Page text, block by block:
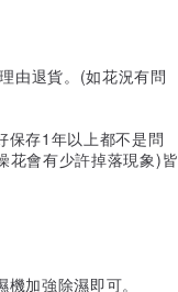
由退貨。(如花況有問
保存1年以上都不是問
花會有少許掉落現象)皆
加強除濕即可。